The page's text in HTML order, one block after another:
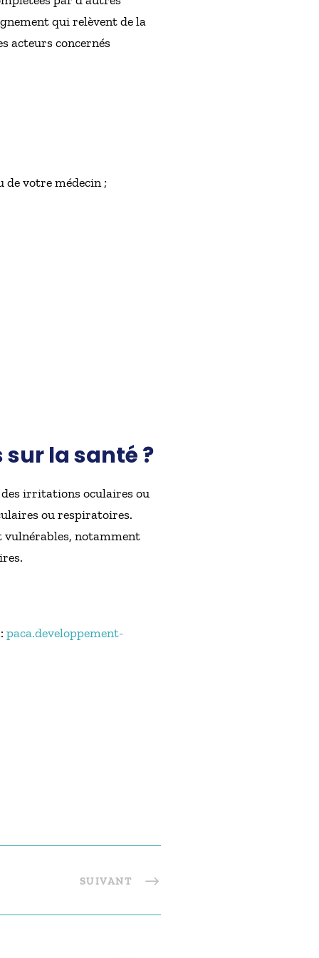
qui relèvent de la
acteurs concernés
de votre médecin ;
sur la santé ?
irritations oculaires ou
ou respiratoires.
vulnérables, notamment
paca.developpement-
SUIVANT